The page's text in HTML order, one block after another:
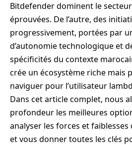
Bitdefender dominent le
éprouvées. De l’autre, des
progressivement, portées par
d’autonomie technologique et
spécificités du contexte
crée un écosystème riche mais
naviguer pour l’utilisateur
Dans cet article complet, nous
profondeur les meilleures
analyser les forces et
et vous donner toutes les clés